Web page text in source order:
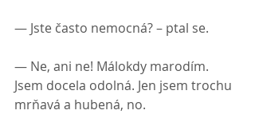
— Jste často nemocná? – ptal se.
— Ne, ani ne! Málokdy marodím.
Jsem docela odolná. Jen jsem trochu
mrňavá a hubená, no.